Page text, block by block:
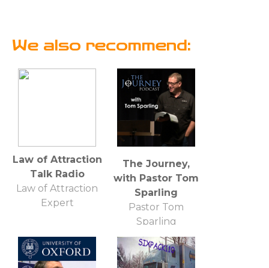
We also recommend:
Law of Attraction
Talk Radio
Law of Attraction
Expert
The Journey,
with Pastor Tom
Sparling
Pastor Tom
Sparling